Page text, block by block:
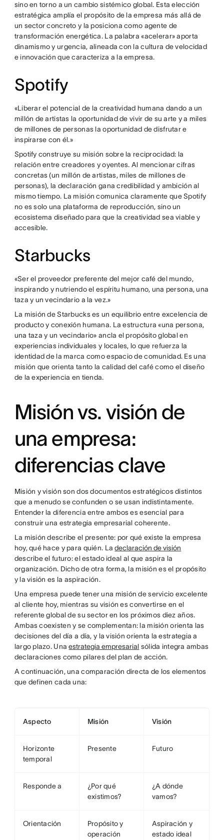
sino en torno a un cambio sistémico global. Esta elección
estratégica amplía el propósito de la empresa más allá de
un sector concreto y la posiciona como agente de
transformación energética. La palabra «acelerar» aporta
dinamismo y urgencia, alineada con la cultura de velocidad
e innovación que caracteriza a la empresa.
Spotify
«Liberar el potencial de la creatividad humana dando a un
millón de artistas la oportunidad de vivir de su arte y a miles
de millones de personas la oportunidad de disfrutar e
inspirarse con él.»
Spotify construye su misión sobre la reciprocidad: la
relación entre creadores y oyentes. Al mencionar cifras
concretas (un millón de artistas, miles de millones de
personas), la declaración gana credibilidad y ambición al
mismo tiempo. La misión comunica claramente que Spotify
no es solo una plataforma de reproducción, sino un
ecosistema diseñado para que la creatividad sea viable y
accesible.
Starbucks
«Ser el proveedor preferente del mejor café del mundo,
inspirando y nutriendo el espíritu humano, una persona, una
taza y un vecindario a la vez.»
La misión de Starbucks es un equilibrio entre excelencia de
producto y conexión humana. La estructura «una persona,
una taza y un vecindario» ancla el propósito global en
experiencias individuales y locales, lo que refuerza la
identidad de la marca como espacio de comunidad. Es una
misión que orienta tanto la calidad del café como el diseño
de la experiencia en tienda.
Misión vs. visión de
una empresa:
diferencias clave
Misión y visión son dos documentos estratégicos distintos
que a menudo se confunden o se usan indistintamente.
Entender la diferencia entre ambos es esencial para
construir una estrategia empresarial coherente.
La misión describe el presente: por qué existe la empresa
hoy, qué hace y para quién. Ladeclaración de visión
describe el futuro: el estado ideal al que aspira la
organización. Dicho de otra forma, la misión es el propósito
y la visión es la aspiración.
Una empresa puede tener una misión de servicio excelente
al cliente hoy, mientras su visión es convertirse en el
referente global de su sector en los próximos diez años.
Ambas coexisten y se complementan: la misión orienta las
decisiones del día a día, y la visión orienta la estrategia a
largo plazo. Unaestrategia empresarial sólida integra ambas
declaraciones como pilares del plan de acción.
A continuación, una comparación directa de los elementos
que definen cada una:
Aspecto Misión Visión
Horizonte
temporal
Presente Futuro
Responde a
¿Por qué
existimos?
¿A dónde
vamos?
Orientación
Propósito y
operación
Aspiración y
estado ideal